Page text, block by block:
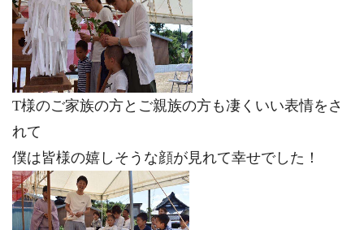
T様のご家族の方とご親族の方も凄くいい表情をさ
れて
僕は皆様の嬉しそうな顔が見れて幸せでした！